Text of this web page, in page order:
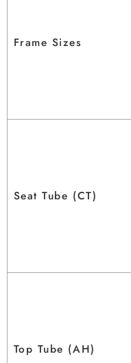
Frame Sizes
Seat Tube (CT)
Top Tube (AH)